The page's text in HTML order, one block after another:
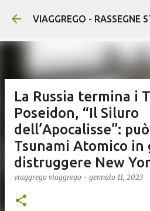
Passa ai
VIAGGREGO - RASSEGNE
La Russia termina i
Poseidon, “Il Siluro
dell’Apocalisse”:
Tsunami Atomico in
distruggere New
viaggrego viaggrego - gennaio 11, 2023